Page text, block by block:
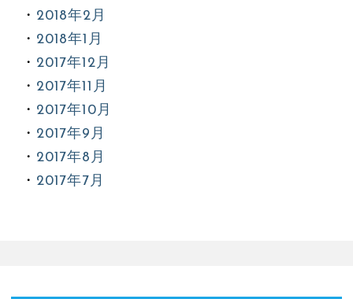
2018年2月
2018年1月
2017年12月
2017年11月
2017年10月
2017年9月
2017年8月
2017年7月